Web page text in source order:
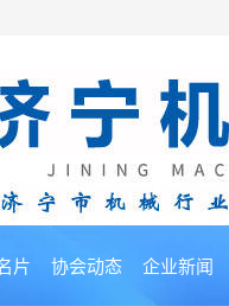
片 协会动态 企业新闻